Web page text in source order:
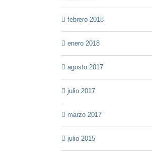
febrero 2018
enero 2018
agosto 2017
julio 2017
marzo 2017
julio 2015